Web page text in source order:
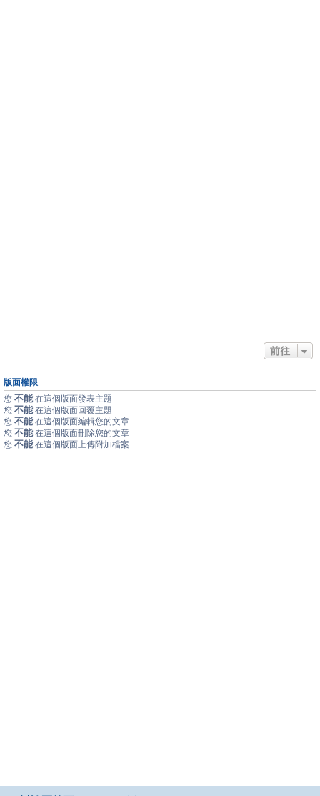
前往
版面權限
您 不能 在這個版面發表主題
您 不能 在這個版面回覆主題
您 不能 在這個版面編輯您的文章
您 不能 在這個版面刪除您的文章
您 不能 在這個版面上傳附加檔案